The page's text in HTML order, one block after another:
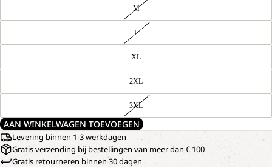
M
L
XL
2XL
3XL
AAN WINKELWAGEN TOEVOEGEN
Levering binnen 1-3 werkdagen
Gratis verzending bij bestellingen van meer dan € 100
Gratis retourneren binnen 30 dagen